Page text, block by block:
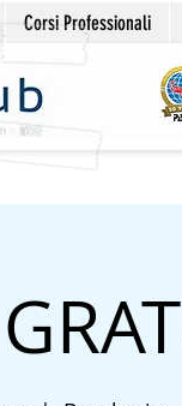
Corsi Professionali